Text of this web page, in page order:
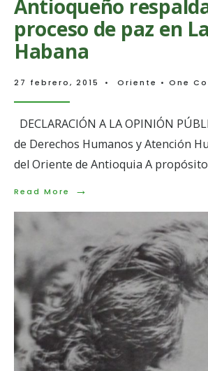
Antioqueño
proceso de paz en La
Habana
27 febrero, 2015 • Oriente • One
DECLARACIÓN A LA OPINIÓN
de Derechos Humanos y Atención
del Oriente de Antioquia A
Read More →
Read
Humanos
Atención
Humanitaria
del
Oriente
Antioqueño
respalda
el
proceso